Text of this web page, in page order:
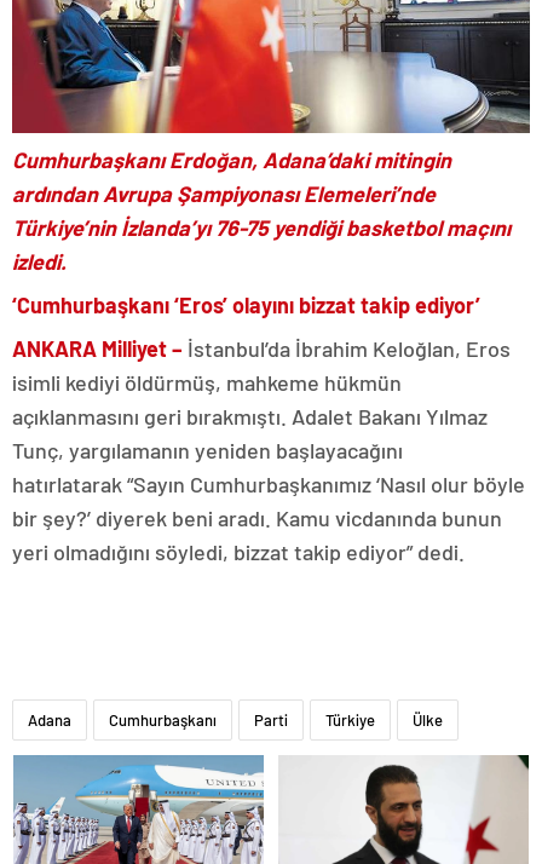
Cumhurbaşkanı Erdoğan, Adana’daki mitingin
ardından Avrupa Şampiyonası Elemeleri’nde
Türkiye’nin İzlanda’yı 76-75 yendiği basketbol maçını
izledi.
‘Cumhurbaşkanı ‘Eros’ olayını bizzat takip ediyor’
ANKARA Milliyet – İstanbul’da İbrahim Keloğlan, Eros
isimli kediyi öldürmüş, mahkeme hükmün
açıklanmasını geri bırakmıştı. Adalet Bakanı Yılmaz
Tunç, yargılamanın yeniden başlayacağını
hatırlatarak “Sayın Cumhurbaşkanımız ‘Nasıl olur böyle
bir şey?’ diyerek beni aradı. Kamu vicdanında bunun
yeri olmadığını söyledi, bizzat takip ediyor” dedi.
Adana Cumhurbaşkanı Parti Türkiye Ülke